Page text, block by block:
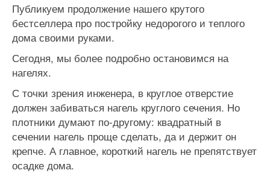
Публикуем продолжение нашего крутого
бестселлера про постройку недорогого и теплого
дома своими руками.
Сегодня, мы более подробно остановимся на
нагелях.
С точки зрения инженера, в круглое отверстие
должен забиваться нагель круглого сечения. Но
плотники думают по-другому: квадратный в
сечении нагель проще сделать, да и держит он
крепче. А главное, короткий нагель не препятствует
осадке дома.